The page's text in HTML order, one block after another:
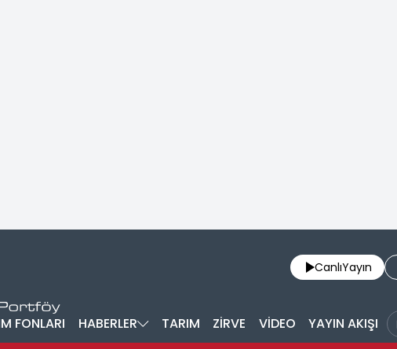
CanlıYayın
FONLARI HABERLER TARIM ZİRVE VİDEO YAYIN AKIŞI